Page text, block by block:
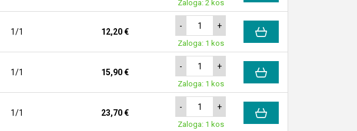
Zaloga: 2 kos
1/1 12,20 €
- +
Zaloga: 1 kos
1/1 15,90 €
- +
Zaloga: 1 kos
1/1 23,70 €
- +
Zaloga: 1 kos